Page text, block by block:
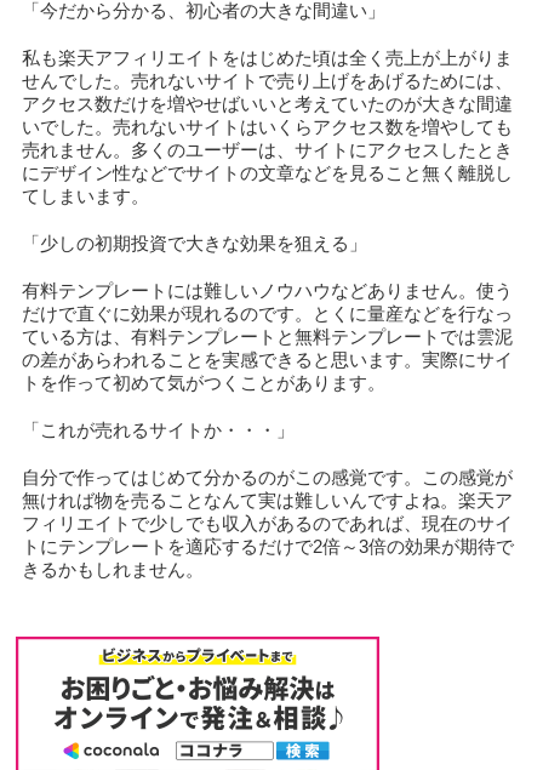
「今だから分かる、初心者の大きな間違い」
私も楽天アフィリエイトをはじめた頃は全く売上が上がりま
せんでした。売れないサイトで売り上げをあげるためには、
アクセス数だけを増やせばいいと考えていたのが大きな間違
いでした。売れないサイトはいくらアクセス数を増やしても
売れません。多くのユーザーは、サイトにアクセスしたとき
にデザイン性などでサイトの文章などを見ること無く離脱し
てしまいます。
「少しの初期投資で大きな効果を狙える」
有料テンプレートには難しいノウハウなどありません。使う
だけで直ぐに効果が現れるのです。とくに量産などを行なっ
ている方は、有料テンプレートと無料テンプレートでは雲泥
の差があらわれることを実感できると思います。実際にサイ
トを作って初めて気がつくことがあります。
「これが売れるサイトか・・・」
自分で作ってはじめて分かるのがこの感覚です。この感覚が
無ければ物を売ることなんて実は難しいんですよね。楽天ア
フィリエイトで少しでも収入があるのであれば、現在のサイ
トにテンプレートを適応するだけで2倍～3倍の効果が期待で
きるかもしれません。